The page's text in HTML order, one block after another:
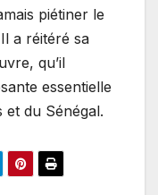
piétiner le
a réitéré sa
qu’il
essentielle
et du Sénégal.